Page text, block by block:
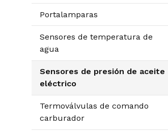
Portalamparas
Sensores de temperatura de
agua
Sensores de presión de aceite
eléctrico
Termoválvulas de comando
carburador